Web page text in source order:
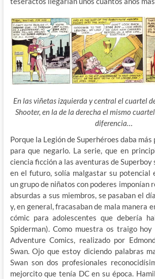
En las viñetas izquierda y central el cuartel
Shooter, en la de la derecha el mismo
diferencia…
Porque la Legión de Superhéroes daba más
para que negarlo. La serie, que en
ciencia ficción a las aventuras de Superboy
en el futuro, solía malgastar su potencial
un grupo de niñatos con poderes imponían
absurdas a sus miembros, se pasaban el
y, en general, fracasaban de mala manera
cómic para adolescentes que debería
Spiderman). Como muestra os traigo
Adventure Comics, realizado por
Swan. Ojo que estoy diciendo palabras
Swan son dos profesionales
mejorcito que tenía DC en su época.